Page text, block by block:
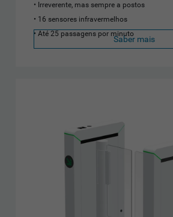
Irreverente, mas sempre a postos
16 sensores infravermelhos
Até 25 passagens por minuto
Saber mais